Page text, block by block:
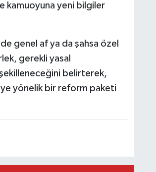
kamuoyuna yeni bilgiler
genel af ya da şahsa özel
gerekli yasal
belirterek,
yönelik bir reform paketi